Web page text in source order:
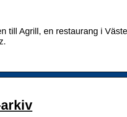
till Agrill, en restaurang i